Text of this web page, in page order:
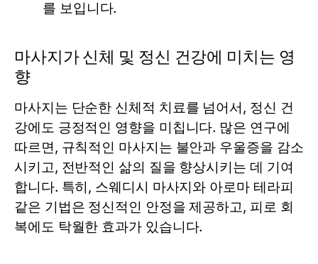
를 보입니다.
마사지가 신체 및 정신 건강에 미치는 영
향
마사지는 단순한 신체적 치료를 넘어서, 정신 건
강에도 긍정적인 영향을 미칩니다. 많은 연구에
따르면, 규칙적인 마사지는 불안과 우울증을 감소
시키고, 전반적인 삶의 질을 향상시키는 데 기여
합니다. 특히, 스웨디시 마사지와 아로마 테라피
같은 기법은 정신적인 안정을 제공하고, 피로 회
복에도 탁월한 효과가 있습니다.